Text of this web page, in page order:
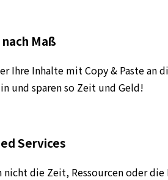
Maß
Ihre Inhalte mit Copy & Paste an
und sparen so Zeit und Geld!
Services
nicht die Zeit, Ressourcen oder